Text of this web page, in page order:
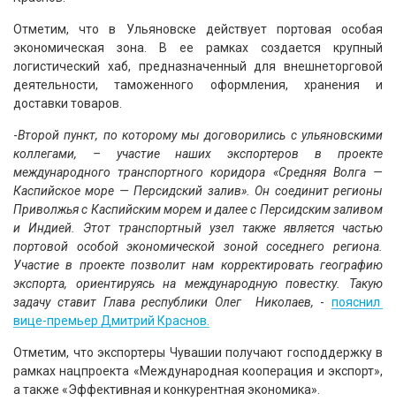
Отметим, что в Ульяновске действует портовая особая
экономическая зона. В ее рамках создается крупный
логистический хаб, предназначенный для внешнеторговой
деятельности, таможенного оформления, хранения и
доставки товаров.
-Второй пункт, по которому мы договорились с ульяновскими
коллегами, – участие наших экспортеров в проекте
международного транспортного коридора «Средняя Волга —
Каспийское море — Персидский залив». Он соединит регионы
Приволжья с Каспийским морем и далее с Персидским заливом
и Индией. Этот транспортный узел также является частью
портовой особой экономической зоной соседнего региона.
Участие в проекте позволит нам корректировать географию
экспорта, ориентируясь на международную повестку. Такую
задачу ставит Глава республики Олег Николаев, - пояснил
вице-премьер Дмитрий Краснов.
Отметим, что экспортеры Чувашии получают господдержку в
рамках нацпроекта «Международная кооперация и экспорт»,
а также «Эффективная и конкурентная экономика».